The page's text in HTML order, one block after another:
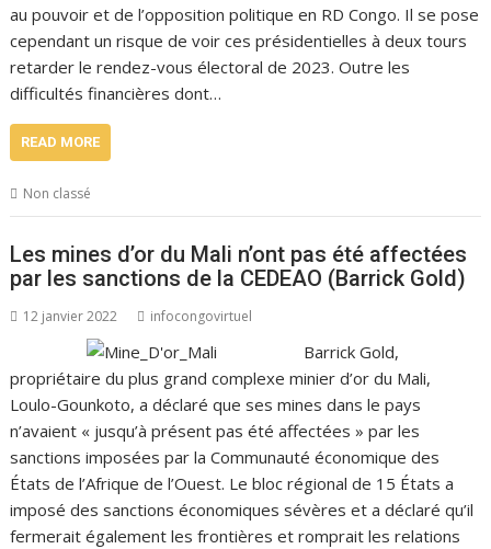
au pouvoir et de l’opposition politique en RD Congo. Il se pose
cependant un risque de voir ces présidentielles à deux tours
retarder le rendez-vous électoral de 2023. Outre les
difficultés financières dont…
READ MORE
Non classé
Les mines d’or du Mali n’ont pas été affectées
par les sanctions de la CEDEAO (Barrick Gold)
12 janvier 2022 infocongovirtuel
Barrick Gold,
propriétaire du plus grand complexe minier d’or du Mali,
Loulo-Gounkoto, a déclaré que ses mines dans le pays
n’avaient « jusqu’à présent pas été affectées » par les
sanctions imposées par la Communauté économique des
États de l’Afrique de l’Ouest. Le bloc régional de 15 États a
imposé des sanctions économiques sévères et a déclaré qu’il
fermerait également les frontières et romprait les relations